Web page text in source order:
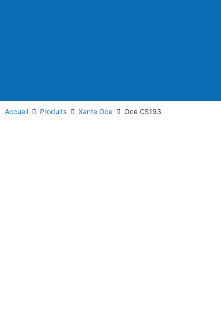
Accueil Produits Xante Oce Océ CS193